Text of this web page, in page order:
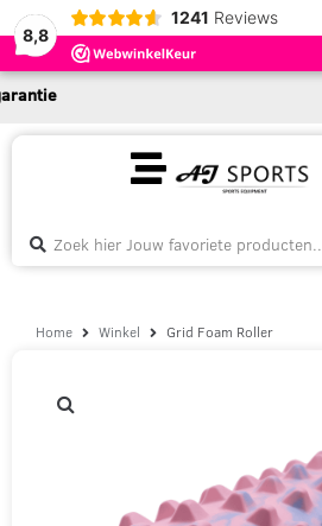
8,8
1241 Reviews
Home Winkel Grid Foam Roller